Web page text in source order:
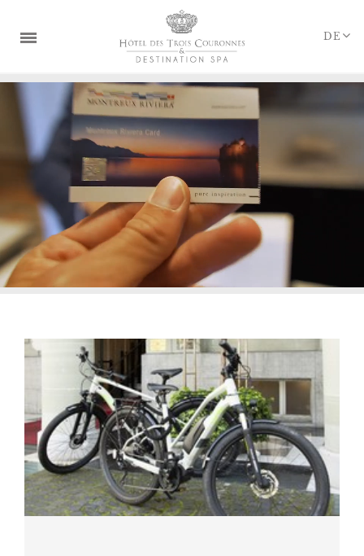
DIE DESTINATION
ZIMMER
RESTAURANTS & BAR
PURESSENS SPA
HOCHZEITEN & SEMINARE
ANGEBOTE & PAKETE
GESCHENKKORB
DE